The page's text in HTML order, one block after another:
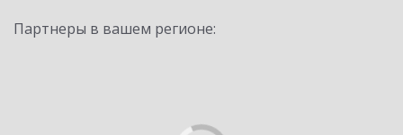
Партнеры в вашем регионе: